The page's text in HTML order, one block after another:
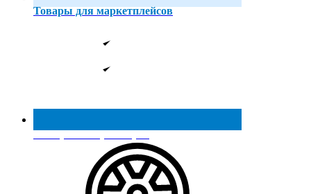
Товары для маркетплейсов
Реестр МинПромТорга